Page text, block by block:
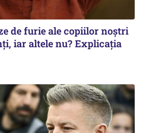
de furie ale copiilor noștri
iar altele nu? Explicația